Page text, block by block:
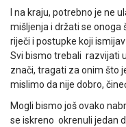
I na kraju, potrebno je ne
mišljenja i držati se onoga
riječi i postupke koji
Svi bismo trebali razvijati
znači, tragati za onim što
mislimo da nije dobro,
Mogli bismo još ovako
se iskreno okrenuli jedan